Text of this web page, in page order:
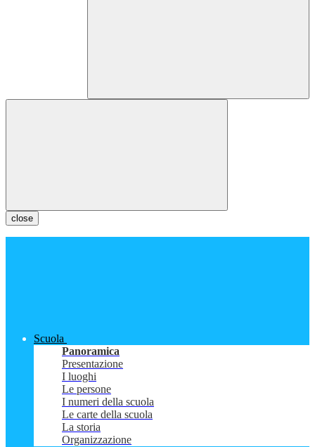
close
Scuola
Panoramica
Presentazione
I luoghi
Le persone
I numeri della scuola
Le carte della scuola
La storia
Organizzazione